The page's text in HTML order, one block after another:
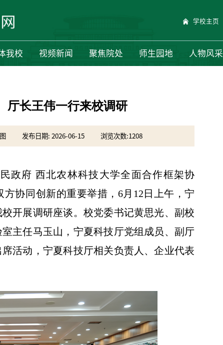
学校主页
我校 视频新闻 聚焦院处 师生园地 人物风采
厅长王伟一行来校调研
发布日期: 2026-06-15 浏览次数:1208
政府 西北农林科技大学全面合作框架协
协同创新的重要举措，6月12日上午，宁
开展调研座谈。校党委书记黄思光、副校
主任马玉山，宁夏科技厅党组成员、副厅
活动，宁夏科技厅相关负责人、企业代表